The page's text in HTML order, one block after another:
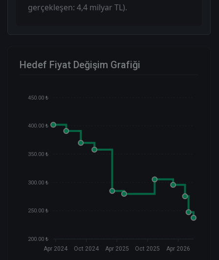
gerçekleşen: 4,4 milyar TL).
Hedef Fiyat Değişim Grafiği
450.00 ₺
400.00 ₺
350.00 ₺
300.00 ₺
250.00 ₺
200.00 ₺
Apr 2024 Oct 2024 Apr 2025 Oct 2025 Apr 2026